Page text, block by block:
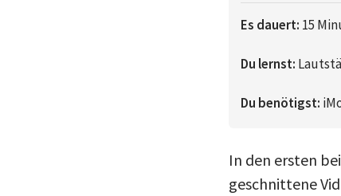
Es dauert: 15
Du lernst:
Du benötigst:
In den ersten
geschnittene